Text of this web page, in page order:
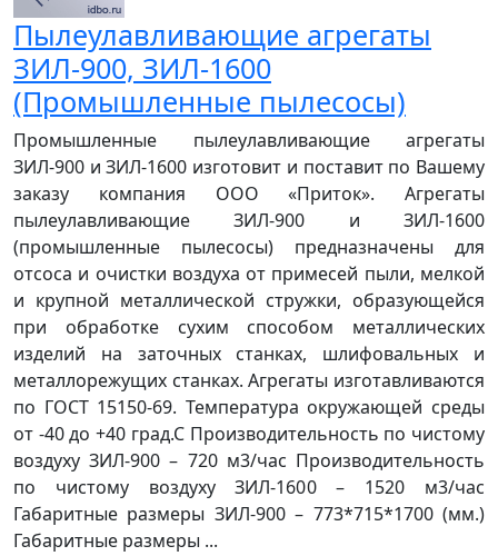
Пылеулавливающие агрегаты
ЗИЛ-900, ЗИЛ-1600
(Промышленные пылесосы)
Промышленные пылеулавливающие агрегаты
ЗИЛ-900 и ЗИЛ-1600 изготовит и поставит по Вашему
заказу компания ООО «Приток». Агрегаты
пылеулавливающие ЗИЛ-900 и ЗИЛ-1600
(промышленные пылесосы) предназначены для
отсоса и очистки воздуха от примесей пыли, мелкой
и крупной металлической стружки, образующейся
при обработке сухим способом металлических
изделий на заточных станках, шлифовальных и
металлорежущих станках. Агрегаты изготавливаются
по ГОСТ 15150-69. Температура окружающей среды
от -40 до +40 град.С Производительность по чистому
воздуху ЗИЛ-900 – 720 м3/час Производительность
по чистому воздуху ЗИЛ-1600 – 1520 м3/час
Габаритные размеры ЗИЛ-900 – 773*715*1700 (мм.)
Габаритные размеры ...